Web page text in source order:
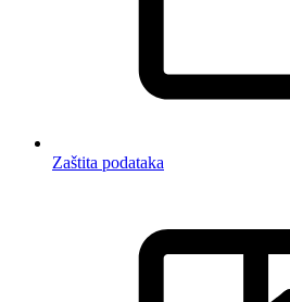
Zaštita podataka